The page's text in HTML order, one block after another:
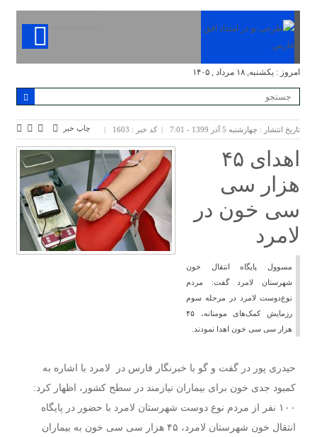
امروز : یکشنبه, ۱۸ مرداد , ۱۴۰۵
تاریخ انتشار : چهارشنبه 5 آذر 1399 - 7:01 کد خبر : 1603 چاپ خبر
اهدای ۴۵
هزار سی
سی خون در
لامرد
مسوول پایگاه انتقال خون
شهرستان لامرد گفت: مردم
نوع‌دوست لامرد در مرحله سوم
رزمایش کمک‌های مومنانه، ۴۵
هزار سی سی خون اهدا نمودند.
حیدری پور در گفت و گو با خبرنگار فارس در لامرد با اشاره به
کمبود جدى خون براى بیماران نیازمند در سطح کشور، اظهار کرد:
۱۰۰ نفر از مردم نوع دوست شهرستان لامرد با حضور در پایگاه
انتقال خون شهرستان لامرد، ۴۵ هزار سی سی خون به بیماران